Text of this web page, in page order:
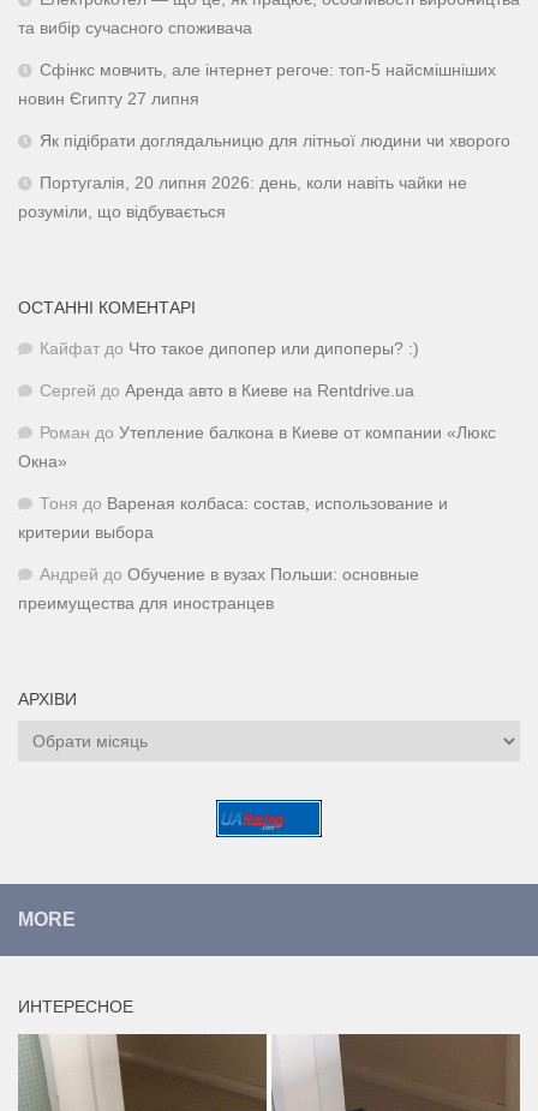
та вибір сучасного споживача
Сфінкс мовчить, але інтернет регоче: топ-5 найсмішніших
новин Єгипту 27 липня
Як підібрати доглядальницю для літньої людини чи хворого
Португалія, 20 липня 2026: день, коли навіть чайки не
розуміли, що відбувається
ОСТАННІ КОМЕНТАРІ
Кайфат до Что такое дипопер или дипоперы? :)
Сергей до Аренда авто в Киеве на Rentdrive.ua
Роман до Утепление балкона в Киеве от компании «Люкс
Окна»
Тоня до Вареная колбаса: состав, использование и
критерии выбора
Андрей до Обучение в вузах Польши: основные
преимущества для иностранцев
АРХІВИ
Архіви
MORE
ИНТЕРЕСНОЕ